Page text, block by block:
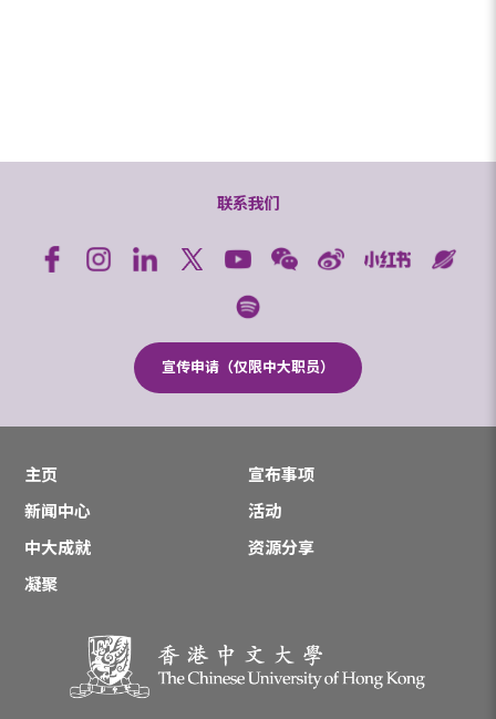
联系我们
宣传申请（仅限中大职员）
主页
宣布事项
新闻中心
活动
中大成就
资源分享
凝聚